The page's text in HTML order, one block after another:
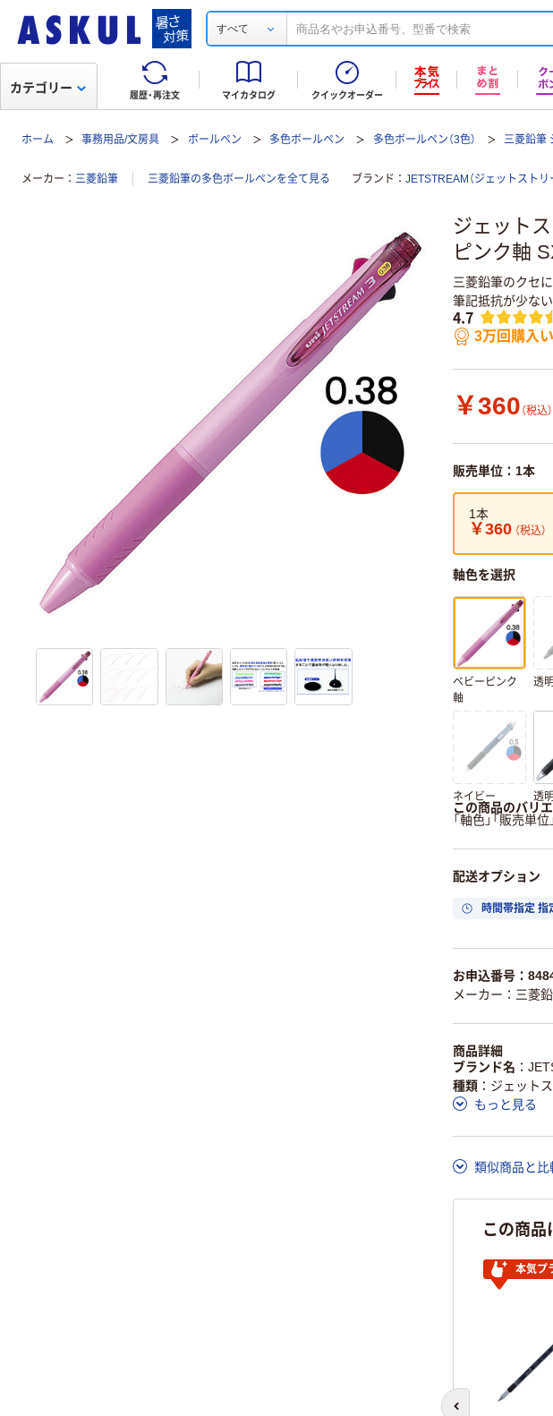
すべて
履歴・再注文 マイカタログ クイックオーダー
カテゴリー
ホーム 事務用品/文房具 ボールペン 多色ボールペン 多色ボールペン（3色） 三菱鉛筆
メーカー 三菱鉛筆 三菱鉛筆の多色ボールペンを全て見る ブランド JETSTREAM（ジェットストリ
ジェット
ピンク軸
三菱鉛筆のクセ
筆記抵抗が少な
4.7
3万回購入
￥360 （税込）
販売単位：1本
1本
￥360 （税込）
軸色を選択
ベビーピンク
軸
透
ネイビー 透明
この商品のバリ
「軸色」「販売単
配送オプション
時間帯指定 指
お申込番号：
メーカー：三菱
商品詳細
ブランド名
種類
ジェット
もっと見る
類似商品と比
この商
三菱鉛筆uni ジェット
本気プ